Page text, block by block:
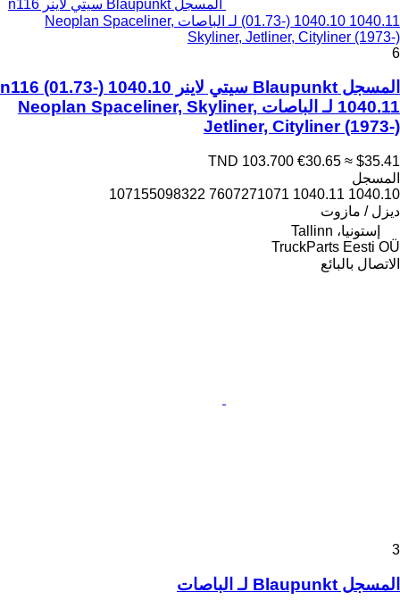
المسجل Blaupunkt سيتي لاينر n116
(01.73-) 1040.10 1040.11 لـ الباصات Neoplan Spaceliner,
Skyliner, Jetliner, Cityliner (1973-)
6
المسجل Blaupunkt سيتي لاينر n116 (01.73-) 1040.10
1040.11 لـ الباصات Neoplan Spaceliner, Skyliner,
Jetliner, Cityliner (1973-)
TND 103.700 €30.65 ≈ $35.41
المسجل
1040.10 1040.11 7607271071 107155098322
ديزل / مازوت
إستونيا، Tallinn
TruckParts Eesti OÜ
الاتصال بالبائع
3
المسجل Blaupunkt لـ الباصات